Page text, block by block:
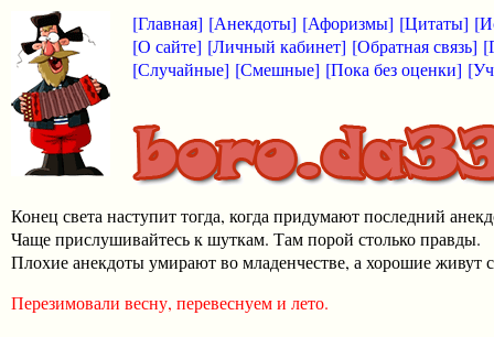
[Главная] [Анекдоты] [Афоризмы] [Цитаты]
[О сайте] [Личный кабинет] [Обратная связь]
[Случайные] [Смешные] [Пока без оценки]
Конец света наступит тогда, когда придумают последний
Чаще прислушивайтесь к шуткам. Там порой столько правды.
Плохие анекдоты умирают во младенчестве, а хорошие живут
Перезимовали весну, перевеснуем и лето.